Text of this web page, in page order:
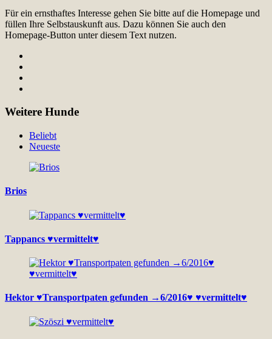
Für ein ernsthaftes Interesse gehen Sie bitte auf die Homepage und
füllen Ihre Selbstauskunft aus. Dazu können Sie auch den
Homepage-Button unter diesem Text nutzen.
Weitere Hunde
Beliebt
Neueste
Brios
Tappancs ♥vermittelt♥
Hektor ♥Transportpaten gefunden →6/2016♥ ♥vermittelt♥